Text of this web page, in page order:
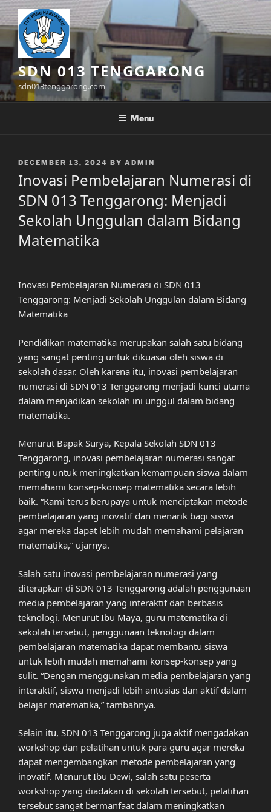
Skip
to
content
SDN 013 TENGGARONG
sdn013tenggarong.com
Menu
POSTED
DECEMBER 13, 2024 BY ADMIN
Inovasi Pembelajaran Numerasi di
SDN 013 Tenggarong: Menjadi
Sekolah Unggulan dalam Bidang
Matematika
Inovasi Pembelajaran Numerasi di SDN 013
Tenggarong: Menjadi Sekolah Unggulan dalam Bidang
Matematika
Pendidikan matematika merupakan salah satu bidang
yang sangat penting untuk dikuasai oleh siswa di
sekolah dasar. Oleh karena itu, inovasi pembelajaran
numerasi di SDN 013 Tenggarong menjadi kunci utama
dalam menjadikan sekolah ini unggul dalam bidang
matematika.
Menurut Bapak Surya, Kepala Sekolah SDN 013
Tenggarong, inovasi pembelajaran numerasi sangat
penting untuk meningkatkan kemampuan siswa dalam
memahami konsep-konsep matematika secara lebih
baik. “Kami terus berupaya untuk menciptakan metode
pembelajaran yang inovatif dan menarik bagi siswa
agar mereka dapat lebih mudah memahami pelajaran
matematika,” ujarnya.
Salah satu inovasi pembelajaran numerasi yang
diterapkan di SDN 013 Tenggarong adalah penggunaan
media pembelajaran yang interaktif dan berbasis
teknologi. Menurut Ibu Maya, guru matematika di
sekolah tersebut, penggunaan teknologi dalam
pembelajaran matematika dapat membantu siswa
untuk lebih mudah memahami konsep-konsep yang
sulit. “Dengan menggunakan media pembelajaran yang
interaktif, siswa menjadi lebih antusias dan aktif dalam
belajar matematika,” tambahnya.
Selain itu, SDN 013 Tenggarong juga aktif mengadakan
workshop dan pelatihan untuk para guru agar mereka
dapat mengembangkan metode pembelajaran yang
inovatif. Menurut Ibu Dewi, salah satu peserta
workshop yang diadakan di sekolah tersebut, pelatihan
tersebut sangat bermanfaat dalam meningkatkan